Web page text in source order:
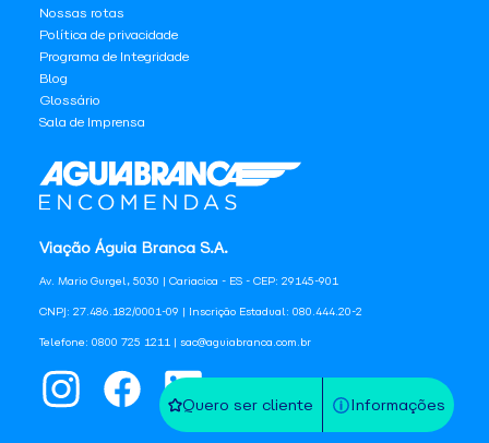
Quero ser cliente Informações
Viação Águia Branca S.A.
Av. Mario Gurgel, 5030 | Cariacica - ES - CEP: 29145-901
CNPJ: 27.486.182/0001-09 | Inscrição Estadual: 080.444.20-2
Telefone: 0800 725 1211 | sac@aguiabranca.com.br
Nossas rotas
Política de privacidade
Programa de Integridade
Blog
Glossário
Sala de Imprensa